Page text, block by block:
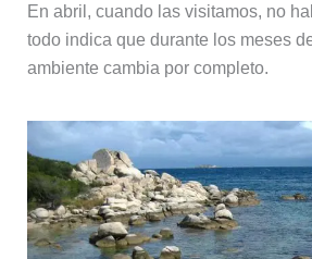
En abril, cuando las visitamos, no
todo indica que durante los meses
ambiente cambia por completo.